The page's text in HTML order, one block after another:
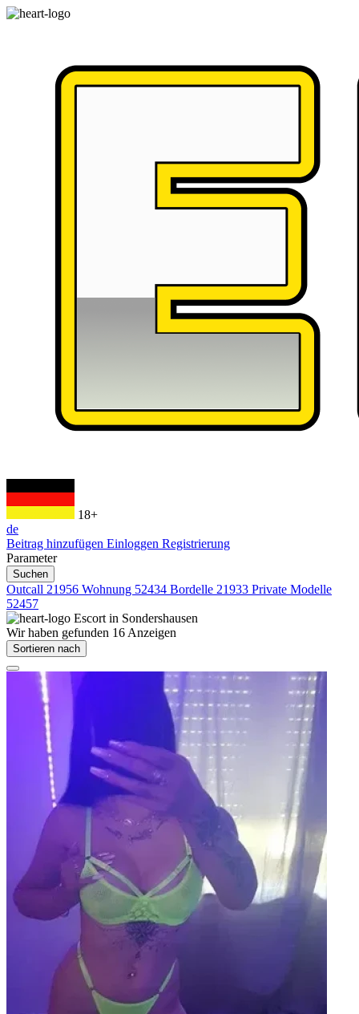
18+
de
Beitrag hinzufügen Einloggen Registrierung
Parameter
Suchen
Outcall 21956 Wohnung 52434 Bordelle 21933 Private Modelle
52457
Escort in Sondershausen
Wir haben gefunden 16 Anzeigen
Sortieren nach